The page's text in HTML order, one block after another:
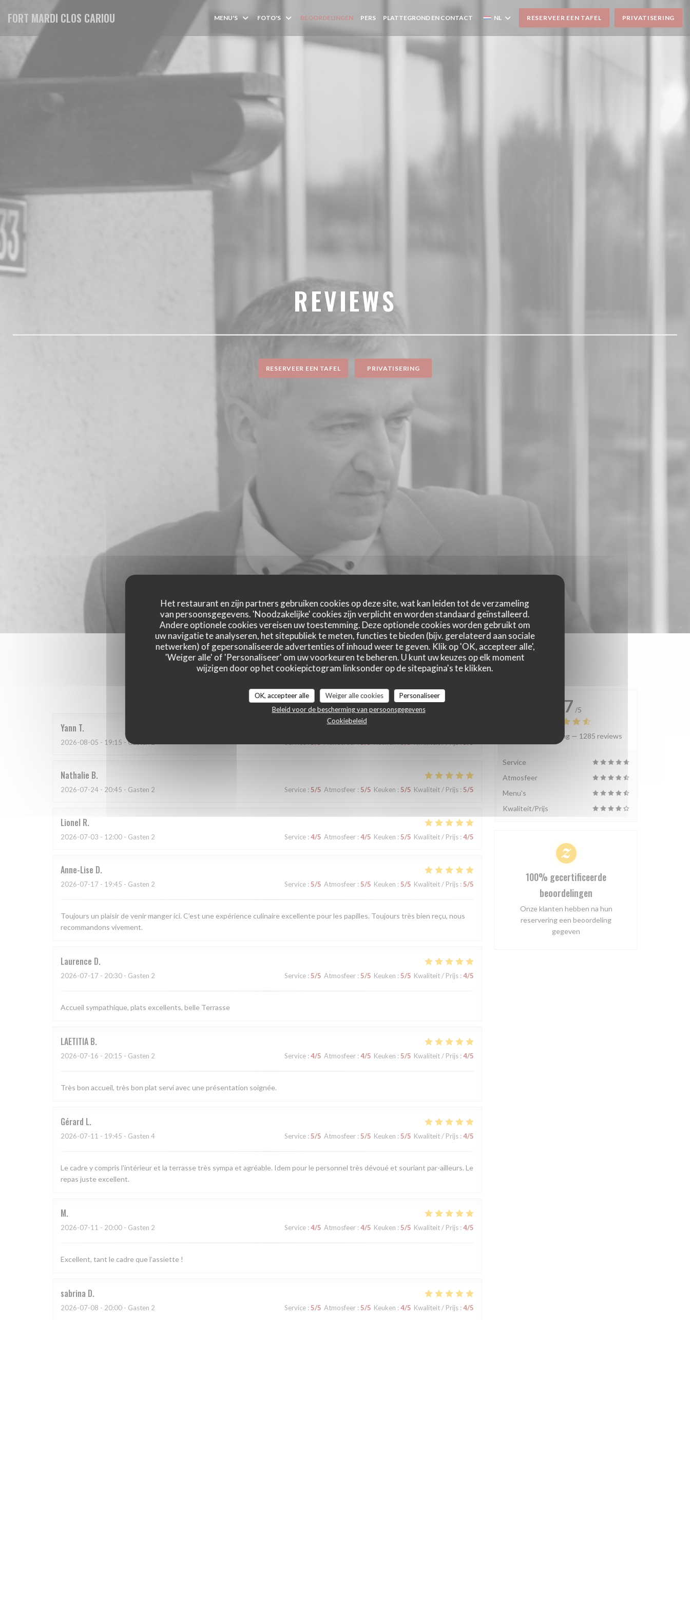
Het restaurant en zijn partners gebruiken cookies op deze site, wat kan leiden tot de verzameling
van persoonsgegevens. 'Noodzakelijke' cookies zijn verplicht en worden standaard geïnstalleerd.
Andere optionele cookies vereisen uw toestemming. Deze optionele cookies worden gebruikt om
uw navigatie te analyseren, het sitepubliek te meten, functies te bieden (bijv. gerelateerd aan sociale
netwerken) of gepersonaliseerde advertenties of inhoud weer te geven. Klik op 'OK, accepteer alle',
'Weiger alle' of 'Personaliseer' om uw voorkeuren te beheren. U kunt uw keuzes op elk moment
wijzigen door op het cookiepictogram linksonder op de sitepagina's te klikken.
OK, accepteer alle Weiger alle cookies
Personaliseer
Beleid voor de bescherming van persoonsgegevens
Cookiebeleid
FORT MARDI CLOS CARIOU MENU'S FOTO'S BEOORDELINGEN PERS PLATTEGROND EN CONTACT NL RESERVEER EEN TAFEL PRIVATISERING
REVIEWS
RESERVEER EEN TAFEL PRIVATISERING
Onze gastbeoordelingen
Yann T
2026-08-05 - 19:15 - Gasten 2
Nathalie B
2026-07-24 - 20:45 - Gasten 2 Service : 5/5 Atmosfeer : 5/5 Keuken : 5/5 Kwaliteit / Prijs : 5/5
Lionel R
2026-07-03 - 12:00 - Gasten 2 Service : 4/5 Atmosfeer : 4/5 Keuken : 5/5 Kwaliteit / Prijs : 4/5
Anne-Lise D
2026-07-17 - 19:45 - Gasten 2 Service : 5/5 Atmosfeer : 5/5 Keuken : 5/5 Kwaliteit / Prijs : 5/5
Toujours un plaisir de venir manger ici. C’est une expérience culinaire excellente pour les papilles. Toujours très bien reçu, nous
recommandons vivement.
Laurence D
2026-07-17 - 20:30 - Gasten 2 Service : 5/5 Atmosfeer : 5/5 Keuken : 5/5 Kwaliteit / Prijs : 4/5
Accueil sympathique, plats excellents, belle Terrasse
LAETITIA B
2026-07-16 - 20:15 - Gasten 2 Service : 4/5 Atmosfeer : 4/5 Keuken : 5/5 Kwaliteit / Prijs : 4/5
Très bon accueil, très bon plat servi avec une présentation soignée.
Gérard L
2026-07-11 - 19:45 - Gasten 4 Service : 5/5 Atmosfeer : 5/5 Keuken : 5/5 Kwaliteit / Prijs : 4/5
Le cadre y compris l'intérieur et la terrasse très sympa et agréable. Idem pour le personnel très dévoué et souriant par-ailleurs. Le
repas juste excellent.
M
2026-07-11 - 20:00 - Gasten 2 Service : 4/5 Atmosfeer : 4/5 Keuken : 5/5 Kwaliteit / Prijs : 4/5
Excellent, tant le cadre que l’assiette !
sabrina D
2026-07-08 - 20:00 - Gasten 2 Service : 5/5 Atmosfeer : 5/5 Keuken : 4/5 Kwaliteit / Prijs : 4/5
4.7 /5
Gemiddelde rating — 1285 reviews
Service
Atmosfeer
Menu's
Kwaliteit/Prijs
100% gecertificeerde
beoordelingen
Onze klanten hebben na hun
reservering een beoordeling
gegeven